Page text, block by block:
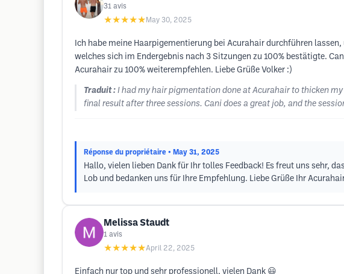
31 avis
★★★★★ May 30, 2025
Ich habe meine Haarpigementierung bei Acurahair durchführen
welches sich im Endergebnis nach 3 Sitzungen zu 100% bestätigte.
Acurahair zu 100% weiterempfehlen. Liebe Grüße Volker :)
Traduit : I had my hair pigmentation done at Acurahair to thicken
final result after three sessions. Cani does a great job, and the
Réponse du propriétaire • May 31, 2025
Hallo, vielen lieben Dank für Ihr tolles Feedback! Es freut uns sehr,
Lob und bedanken uns für Ihre Empfehlung. Liebe Grüße Ihr
Melissa Staudt
1 avis
★★★★★April 22, 2025
Einfach nur top und sehr professionell, vielen Dank 😃